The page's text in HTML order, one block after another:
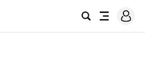
검
전
로
그